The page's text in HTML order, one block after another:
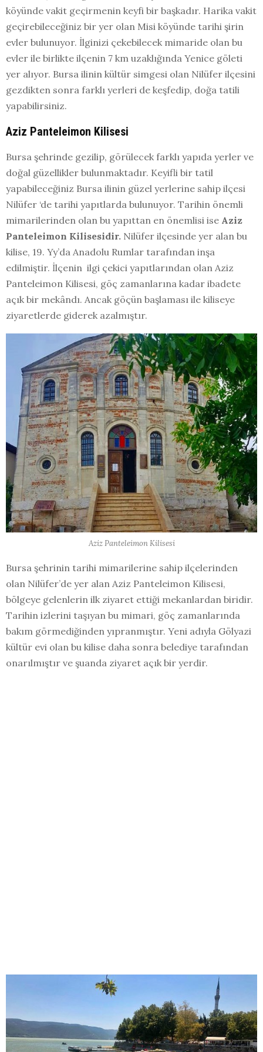
köyünde vakit geçirmenin keyfi bir başkadır. Harika vakit
geçirebileceğiniz bir yer olan Misi köyünde tarihi şirin
evler bulunuyor. İlginizi çekebilecek mimaride olan bu
evler ile birlikte ilçenin 7 km uzaklığında Yenice göleti
yer alıyor. Bursa ilinin kültür simgesi olan Nilüfer ilçesini
gezdikten sonra farklı yerleri de keşfedip, doğa tatili
yapabilirsiniz.
Aziz Panteleimon Kilisesi
Bursa şehrinde gezilip, görülecek farklı yapıda yerler ve
doğal güzellikler bulunmaktadır. Keyifli bir tatil
yapabileceğiniz Bursa ilinin güzel yerlerine sahip ilçesi
Nilüfer ‘de tarihi yapıtlarda bulunuyor. Tarihin önemli
mimarilerinden olan bu yapıttan en önemlisi ise Aziz
Panteleimon Kilisesidir. Nilüfer ilçesinde yer alan bu
kilise, 19. Yy’da Anadolu Rumlar tarafından inşa
edilmiştir. İlçenin ilgi çekici yapıtlarından olan Aziz
Panteleimon Kilisesi, göç zamanlarına kadar ibadete
açık bir mekândı. Ancak göçün başlaması ile kiliseye
ziyaretlerde giderek azalmıştır.
Aziz Panteleimon Kilisesi
Bursa şehrinin tarihi mimarilerine sahip ilçelerinden
olan Nilüfer’de yer alan Aziz Panteleimon Kilisesi,
bölgeye gelenlerin ilk ziyaret ettiği mekanlardan biridir.
Tarihin izlerini taşıyan bu mimari, göç zamanlarında
bakım görmediğinden yıpranmıştır. Yeni adıyla Gölyazi
kültür evi olan bu kilise daha sonra belediye tarafından
onarılmıştır ve şuanda ziyaret açık bir yerdir.